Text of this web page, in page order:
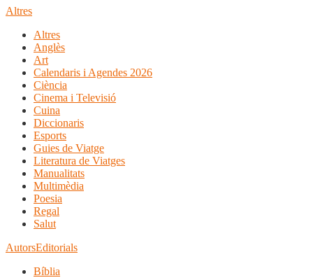
Altres
Altres
Anglès
Art
Calendaris i Agendes 2026
Ciència
Cinema i Televisió
Cuina
Diccionaris
Esports
Guies de Viatge
Literatura de Viatges
Manualitats
Multimèdia
Poesia
Regal
Salut
AutorsEditorials
Bíblia